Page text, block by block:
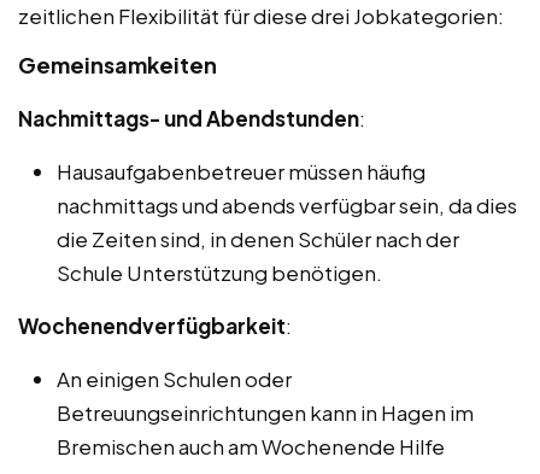
zeitlichen Flexibilität für diese drei Jobkategorien:
Gemeinsamkeiten
Nachmittags- und Abendstunden:
Hausaufgabenbetreuer müssen häufig
nachmittags und abends verfügbar sein, da dies
die Zeiten sind, in denen Schüler nach der
Schule Unterstützung benötigen.
Wochenendverfügbarkeit:
An einigen Schulen oder
Betreuungseinrichtungen kann in Hagen im
Bremischen auch am Wochenende Hilfe